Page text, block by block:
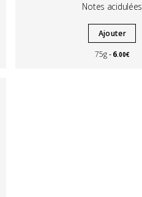
Notes acidulées
Ajouter
75g
6.00€